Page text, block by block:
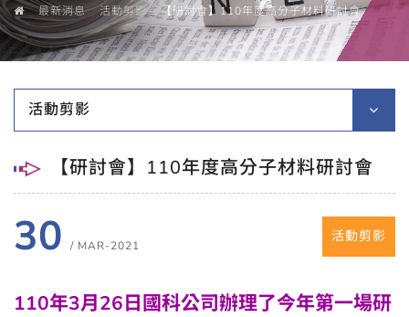
最新消息 活動剪影 【研討會】110年度高分子材料研討會
活動剪影
【研討會】110年度高分子材料研討會
30 / MAR-2021
活動剪影
110年3月26日國科公司辦理了今年第一場研